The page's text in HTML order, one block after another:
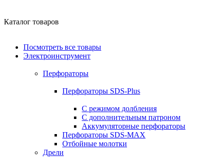
Каталог товаров
Посмотреть все товары
Электроинструмент
Перфораторы
Перфораторы SDS-Plus
С режимом долбления
С дополнительным патроном
Аккумуляторные перфораторы
Перфораторы SDS-MAX
Отбойные молотки
Дрели